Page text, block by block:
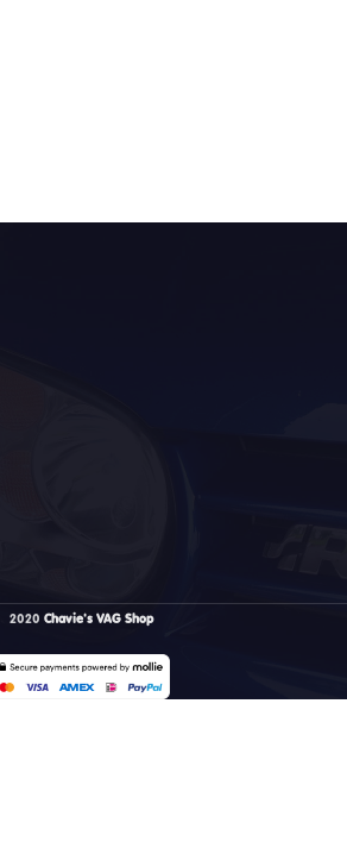
2020 Chavie's VAG Shop